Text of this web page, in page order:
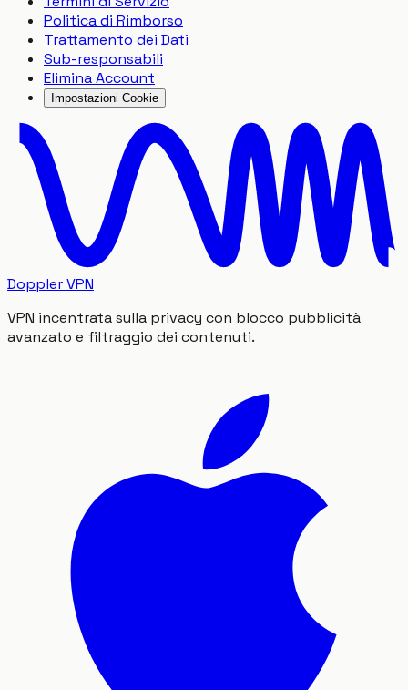
Politica di Rimborso
Trattamento dei Dati
Sub-responsabili
Elimina Account
Impostazioni Cookie
Doppler VPN
VPN incentrata sulla privacy con blocco pubblicità
avanzato e filtraggio dei contenuti.